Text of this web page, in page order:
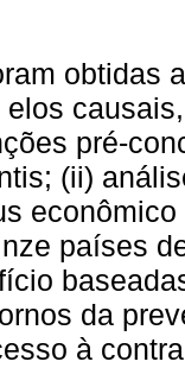
obtidas
pré-
(ii)
países
da
à